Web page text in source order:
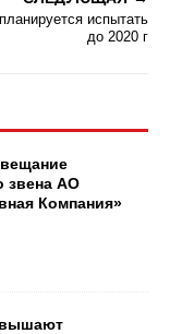
испытать
до 2020 г
звена АО
Компания»